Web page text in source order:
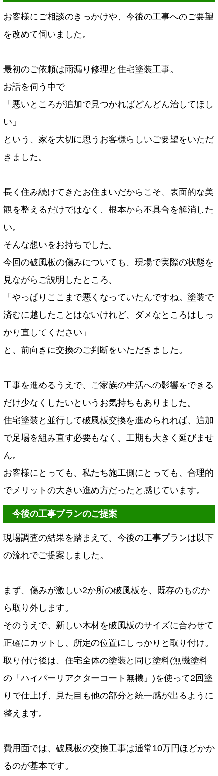
お客様にご相談のきっかけや、今後の工事へのご要望
を改めて伺いました。
最初のご依頼は雨漏り修理と住宅塗装工事。
お話を伺う中で
「悪いところが追加で見つかればどんどん治してほし
い」
という、家を大切に思うお客様らしいご要望をいただ
きました。
長く住み続けてきたお住まいだからこそ、表面的な美
観を整えるだけではなく、根本から不具合を解消した
い。
そんな想いをお持ちでした。
今回の破風板の傷みについても、現場で実際の状態を
見ながらご説明したところ、
「やっぱりここまで悪くなっていたんですね。塗装で
済むに越したことはないけれど、ダメなところはしっ
かり直してください」
と、前向きに交換のご判断をいただきました。
工事を進めるうえで、ご家族の生活への影響をできる
だけ少なくしたいというお気持ちもありました。
住宅塗装と並行して破風板交換を進められれば、追加
で足場を組み直す必要もなく、工期も大きく延びませ
ん。
お客様にとっても、私たち施工側にとっても、合理的
でメリットの大きい進め方だったと感じています。
今後の工事プランのご提案
現場調査の結果を踏まえて、今後の工事プランは以下
の流れでご提案しました。
まず、傷みが激しい2か所の破風板を、既存のものか
ら取り外します。
そのうえで、新しい木材を破風板のサイズに合わせて
正確にカットし、所定の位置にしっかりと取り付け。
取り付け後は、住宅全体の塗装と同じ塗料(無機塗料
の「ハイパーリアクターコート無機」)を使って2回塗
りで仕上げ、見た目も他の部分と統一感が出るように
整えます。
費用面では、破風板の交換工事は通常10万円ほどかか
るのが基本です。